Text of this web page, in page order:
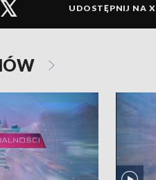
UDOSTĘPNIJ NA X